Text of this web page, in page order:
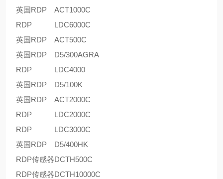
英国RDP
ACT1000C
RDP
LDC6000C
英国RDP
ACT500C
英国RDP
D5/300AGRA
RDP
LDC4000
英国RDP
D5/100K
英国RDP
ACT2000C
RDP
LDC2000C
RDP
LDC3000C
英国RDP
D5/400HK
RDP传感器DCTH500C
RDP传感器DCTH10000C